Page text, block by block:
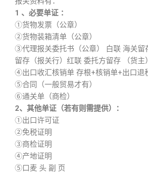
1 、必要单证 ：
①货物发票（公章）
②货物装箱清单（公章）
③代理报关委托书（公章） 白联 海关
留存（报关行）红联 委托方留存 （货主）
④出口收汇核销单 存根+核销单+出口退
⑤合同（一般贸易才有）
⑥通关单（商检）
2、其他单证（若有则需提供）：
①出口许可证
②免税证明
③商检证明
④产地证明
⑤口麦 头 副 页